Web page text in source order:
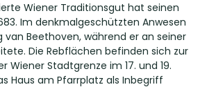
Wiener Traditionsgut hat seinen
Im denkmalgeschützten Anwesen
van Beethoven, während er an seiner
Die Rebflächen befinden sich zur
Wiener Stadtgrenze im 17. und 19.
Haus am Pfarrplatz als Inbegriff